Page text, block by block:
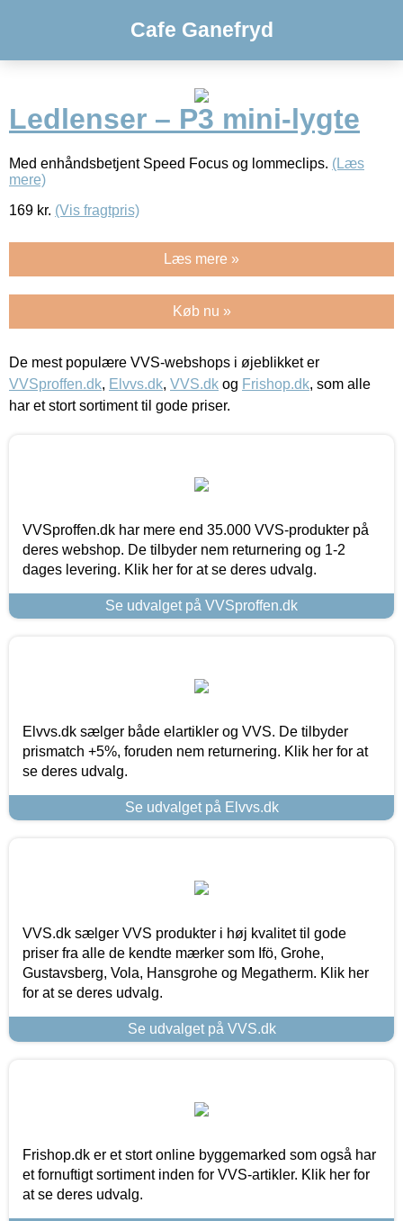
Cafe Ganefryd
Ledlenser – P3 mini-lygte
Med enhåndsbetjent Speed Focus og lommeclips. (Læs
mere)
169 kr. (Vis fragtpris)
Læs mere »
Køb nu »
De mest populære VVS-webshops i øjeblikket er
VVSproffen.dk, Elvvs.dk, VVS.dk og Frishop.dk, som alle
har et stort sortiment til gode priser.
VVSproffen.dk har mere end 35.000 VVS-produkter på
deres webshop. De tilbyder nem returnering og 1-2
dages levering. Klik her for at se deres udvalg.
Se udvalget på VVSproffen.dk
Elvvs.dk sælger både elartikler og VVS. De tilbyder
prismatch +5%, foruden nem returnering. Klik her for at
se deres udvalg.
Se udvalget på Elvvs.dk
VVS.dk sælger VVS produkter i høj kvalitet til gode
priser fra alle de kendte mærker som Ifö, Grohe,
Gustavsberg, Vola, Hansgrohe og Megatherm. Klik her
for at se deres udvalg.
Se udvalget på VVS.dk
Frishop.dk er et stort online byggemarked som også har
et fornuftigt sortiment inden for VVS-artikler. Klik her for
at se deres udvalg.